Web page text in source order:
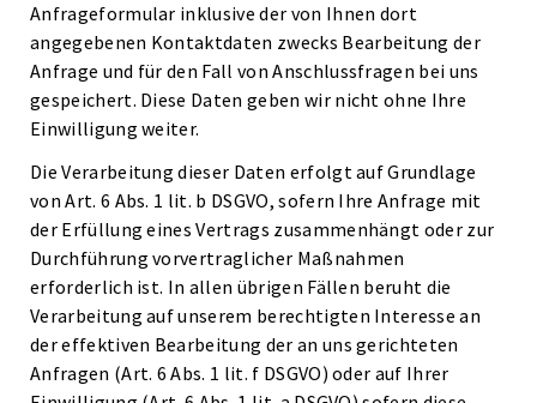
Anfrageformular inklusive der von Ihnen dort
angegebenen Kontaktdaten zwecks Bearbeitung der
Anfrage und für den Fall von Anschlussfragen bei uns
gespeichert. Diese Daten geben wir nicht ohne Ihre
Einwilligung weiter.
Die Verarbeitung dieser Daten erfolgt auf Grundlage
von Art. 6 Abs. 1 lit. b DSGVO, sofern Ihre Anfrage mit
der Erfüllung eines Vertrags zusammenhängt oder zur
Durchführung vorvertraglicher Maßnahmen
erforderlich ist. In allen übrigen Fällen beruht die
Verarbeitung auf unserem berechtigten Interesse an
der effektiven Bearbeitung der an uns gerichteten
Anfragen (Art. 6 Abs. 1 lit. f DSGVO) oder auf Ihrer